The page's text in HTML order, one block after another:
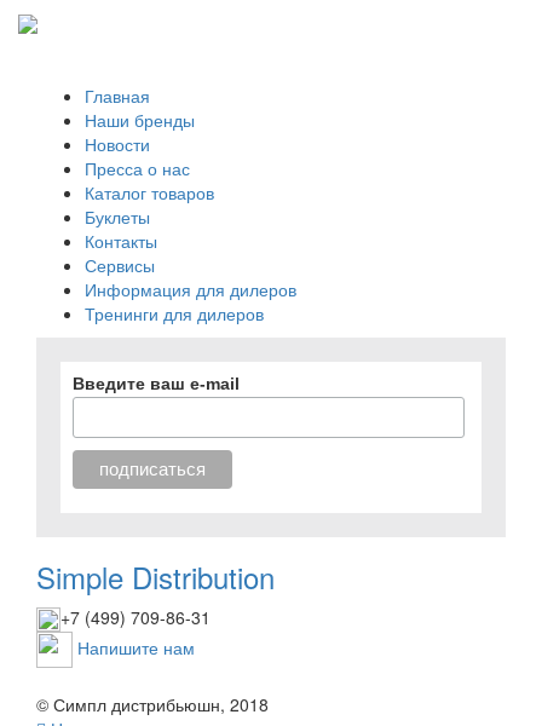
Главная
Наши бренды
Новости
Пресса о нас
Каталог товаров
Буклеты
Контакты
Сервисы
Информация для дилеров
Тренинги для дилеров
Введите ваш e-mail
Simple Distribution
+7 (499) 709-86-31
Напишите нам
© Симпл дистрибьюшн, 2018